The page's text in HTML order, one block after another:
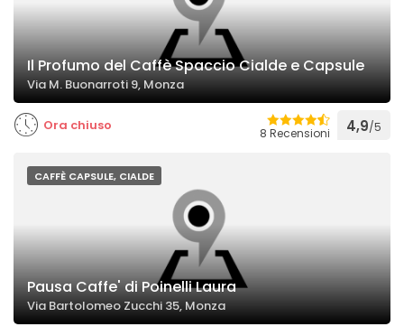
Il Profumo del Caffè Spaccio Cialde e Capsule
Via M. Buonarroti 9, Monza
Ora chiuso 8 Recensioni 4,9/5
CAFFÈ CAPSULE, CIALDE
Pausa Caffe' di Poinelli Laura
Via Bartolomeo Zucchi 35, Monza